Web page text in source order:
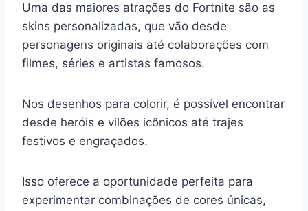
Uma das maiores atrações do Fortnite são as
skins personalizadas, que vão desde
personagens originais até colaborações com
filmes, séries e artistas famosos.
Nos desenhos para colorir, é possível encontrar
desde heróis e vilões icônicos até trajes
festivos e engraçados.
Isso oferece a oportunidade perfeita para
experimentar combinações de cores únicas,